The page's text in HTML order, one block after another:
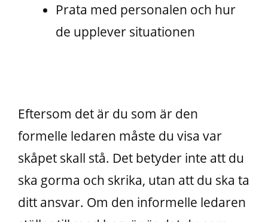
Prata med personalen och hur
de upplever situationen
Eftersom det är du som är den
formelle ledaren måste du visa var
skåpet skall stå. Det betyder inte att du
ska gorma och skrika, utan att du ska ta
ditt ansvar. Om den informelle ledaren